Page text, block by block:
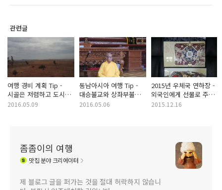
관련글
여행 경비 계획 Tip -
시골은 저렴하고 도시는
비쌀까요?
2016.05.09
동남아시아 여행 Tip -
대승불교와 상좌부불교
차이점 세 가지
2016.05.06
2015년 우체국 연하장 -
외국인에게 선물로 주기
좋은 카드
2015.12.16
좀좀이의 여행
맛집분야 크리에이터
제 블로그 글을 퍼가는 것을 절대 허락하지 않습니